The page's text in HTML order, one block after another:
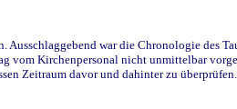
war die Chronologie des
vom Kirchenpersonal nicht unmittelbar
Zeitraum davor und dahinter zu